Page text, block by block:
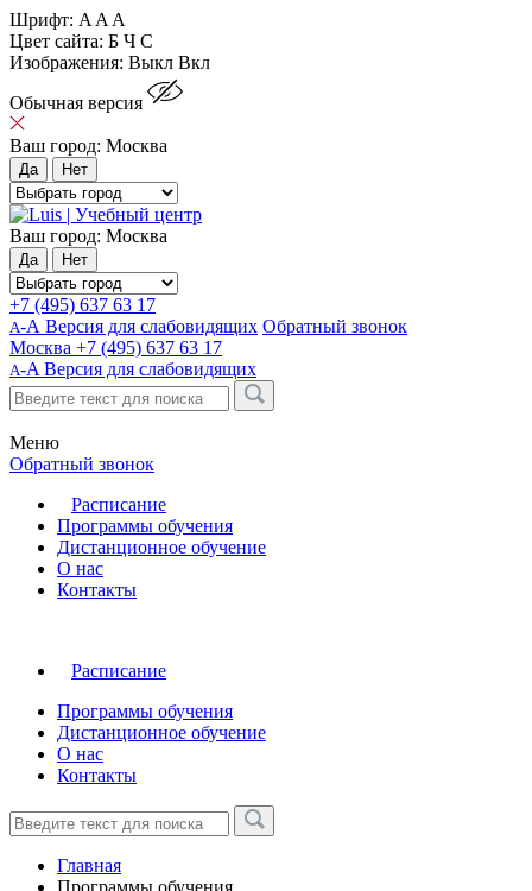
Шрифт: A A A
Цвет сайта: Б Ч С
Изображения: Выкл Вкл
Обычная версия
Ваш город: Москва
Да Нет
Ваш город: Москва
Да Нет
+7 (495) 637 63 17
А-А Версия для слабовидящих Обратный звонок
Москва +7 (495) 637 63 17
A-A Версия для слабовидящих
Меню
Обратный звонок
Расписание
Программы обучения
Дистанционное обучение
О нас
Контакты
Расписание
Программы обучения
Дистанционное обучение
О нас
Контакты
Главная
Программы обучения